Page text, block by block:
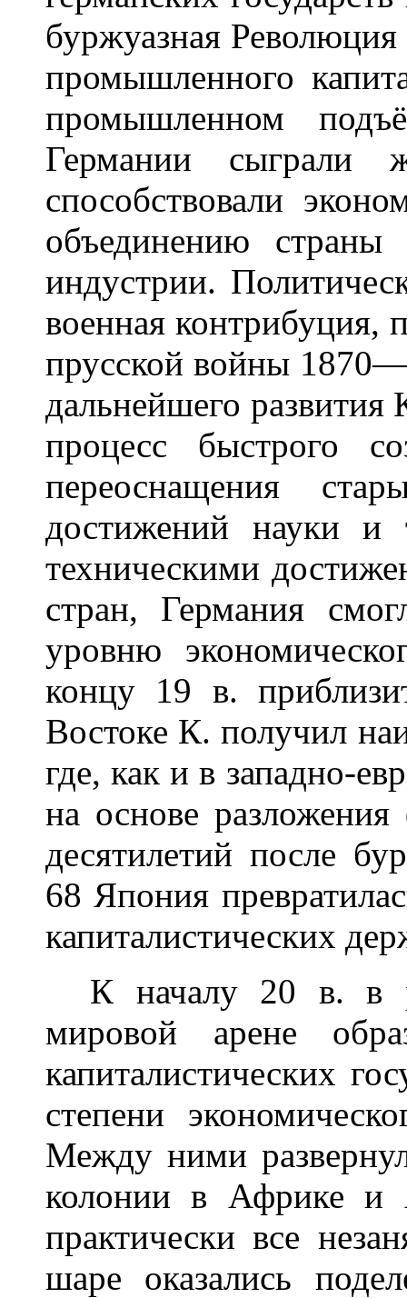
буржуазная
промышленного
промышленном
Германии сыграли
способствовали
объединению
индустрии.
военная контрибуция,
прусской войны
дальнейшего
процесс быстрого
переоснащения
достижений науки и
техническими
стран, Германия
уровню
концу 19 в.
Востоке К. получил
где, как и в западно-
на основе
десятилетий после
68 Япония
капиталистических
К началу 20 в. в
мировой арене
капиталистических
степени
Между ними
колонии в Африке и
практически все
шаре оказались